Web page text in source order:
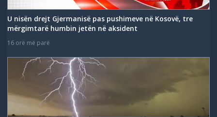
U nisën drejt Gjermanisë pas pushimeve në Kosovë, tre
mërgimtarë humbin jetën në aksident
16 orë më parë